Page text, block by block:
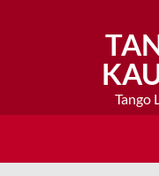
Tango